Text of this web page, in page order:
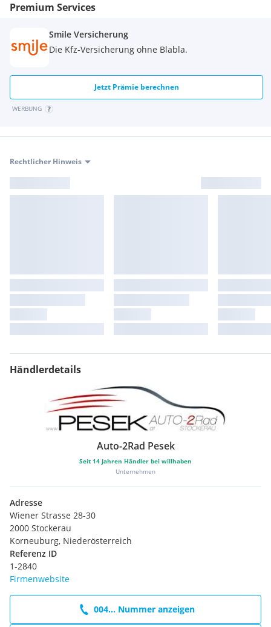
Premium Services
Smile Versicherung
Die Kfz-Versicherung ohne Blabla.
Jetzt Prämie berechnen
WERBUNG
Rechtlicher Hinweis
Händlerdetails
Auto-2Rad Pesek
Seit 14 Jahren Händler bei willhaben
Unternehmen
Adresse
Wiener Strasse 28-30
2000 Stockerau
Korneuburg, Niederösterreich
Referenz ID
1-2840
Firmenwebsite
004... Nummer anzeigen